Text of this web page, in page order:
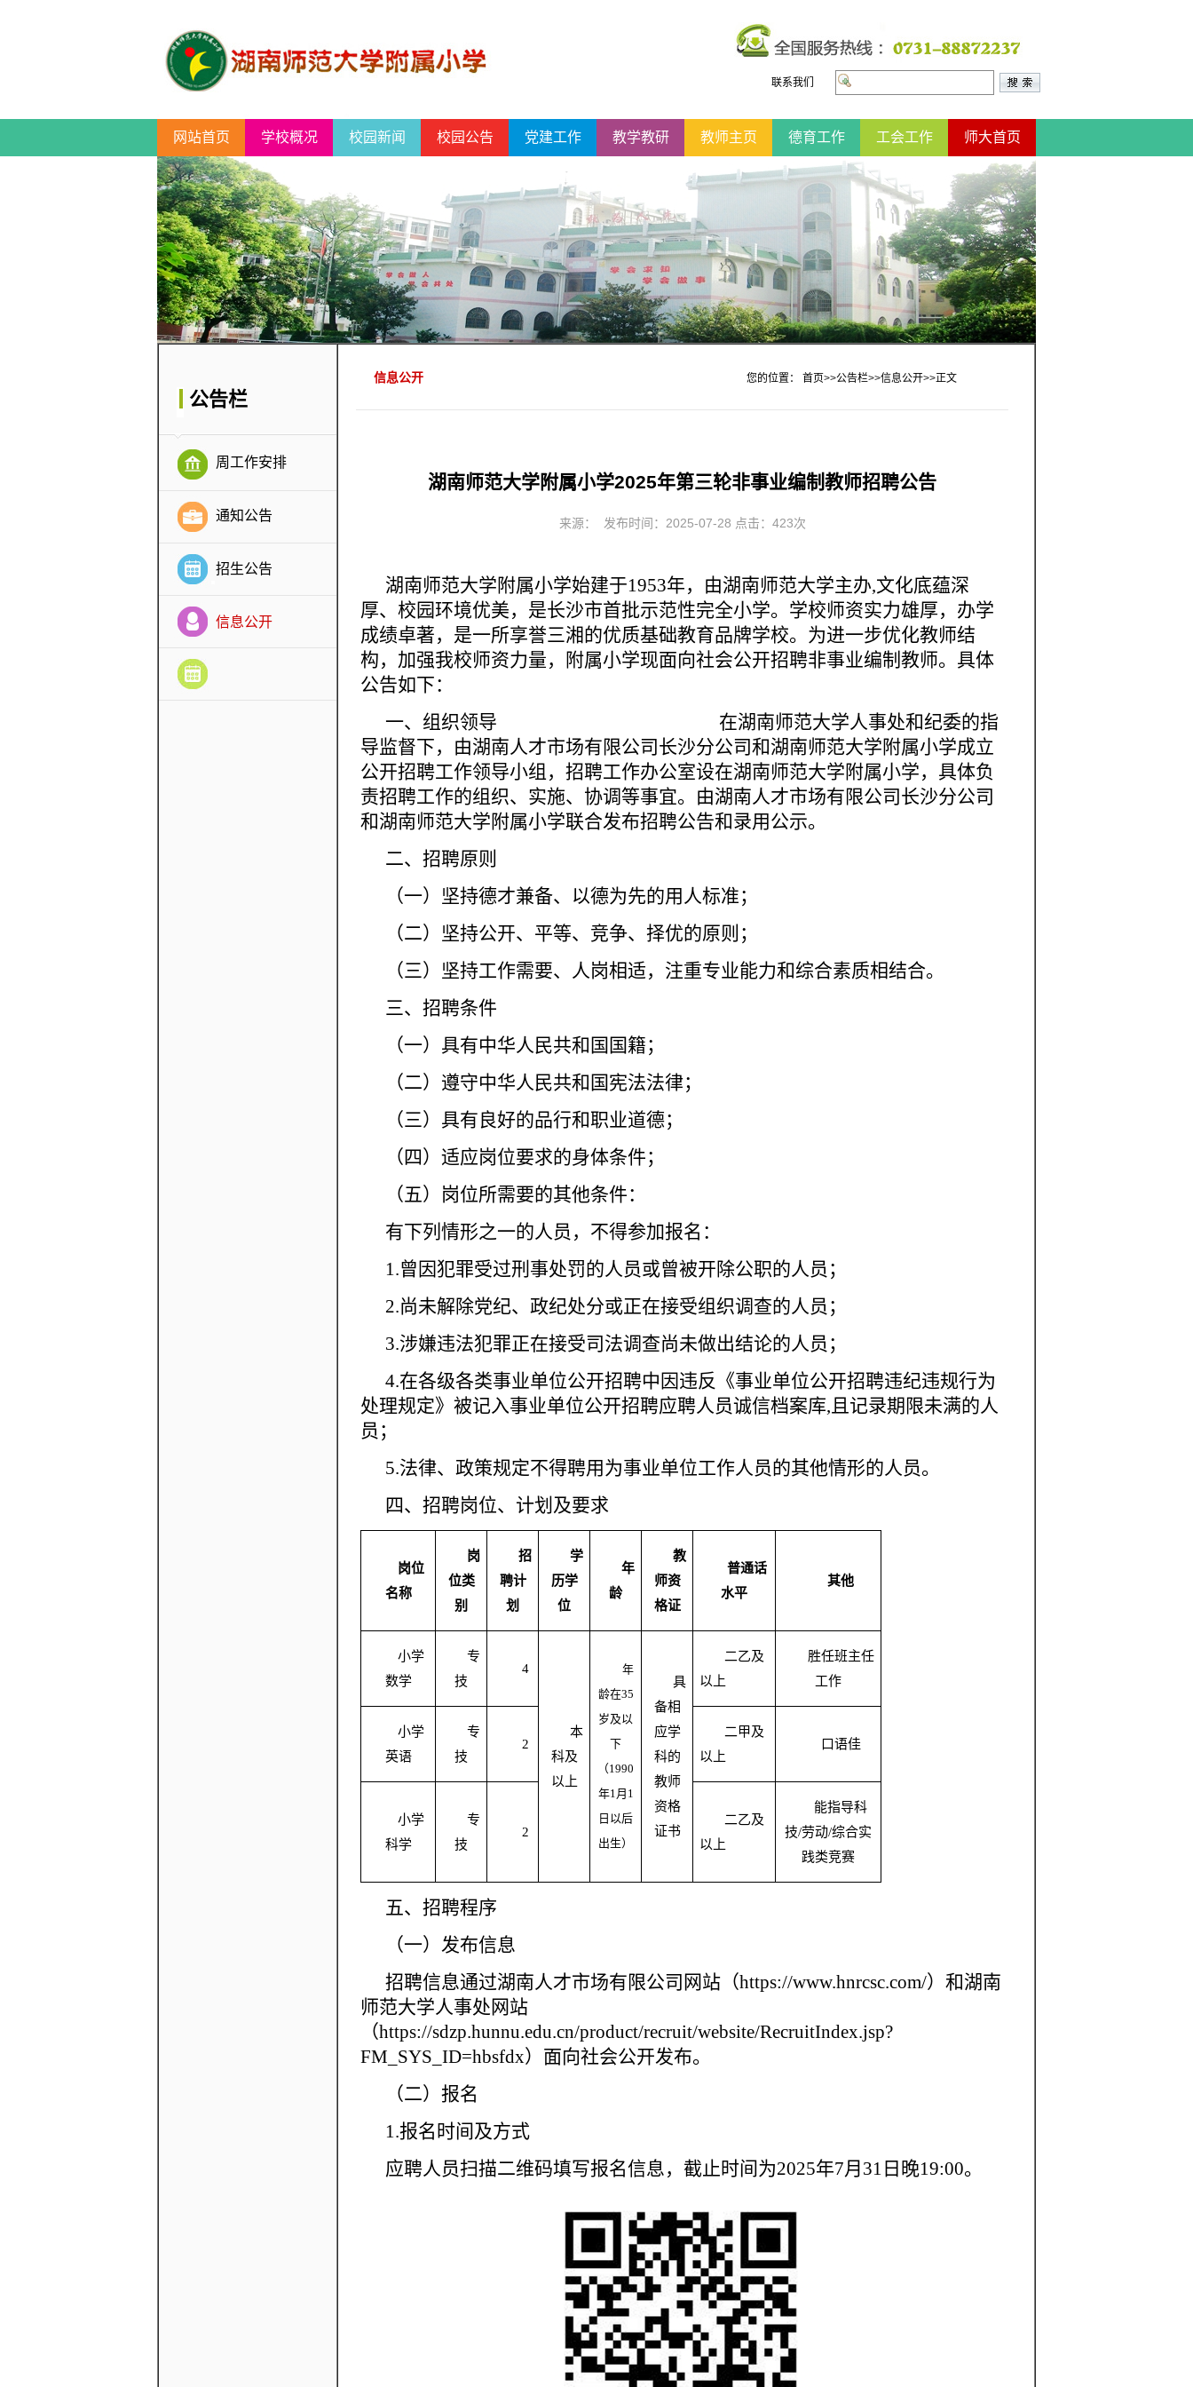
联系我们
网站首页 学校概况 校园新闻 校园公告 党建工作 教学教研 教师主页 德育工作 工会工作 师大首页
公告栏
周工作安排
通知公告
招生公告
信息公开
信息公开 您的位置： 首页>>公告栏>>信息公开>>正文
湖南师范大学附属小学2025年第三轮非事业编制教师招聘公告
来源： 发布时间：2025-07-28 点击： 423次
湖南师范大学附属小学始建于1953年，由湖南师范大学主办,文化底蕴深
厚、校园环境优美，是长沙市首批示范性完全小学。学校师资实力雄厚，办学
成绩卓著，是一所享誉三湘的优质基础教育品牌学校。为进一步优化教师结
构，加强我校师资力量，附属小学现面向社会公开招聘非事业编制教师。具体
公告如下：
一、组织领导
在湖南师范大学人事处和纪委的指
导监督下，由湖南人才市场有限公司长沙分公司和湖南师范大学附属小学成立
公开招聘工作领导小组 ，招聘工作办公室设在湖南师范大学附属小学，具体负
责招聘工作的组织、实施、协调等事宜。 由湖南人才市场有限公司长沙分公司
和湖南师范大学附属小学联合发布招聘公告和录用公示。
二、招聘原则
（一）坚持德才兼备、以德为先的用人标准；
（二）坚持公开、平等、竞争、择优的原则；
（三）坚持工作需要、人岗相适，注重专业能力和综合素质相结合。
三、招聘条件
（一）具有中华人民共和国国籍；
（二）遵守中华人民共和国宪法法律；
（三）具有良好的品行和职业道德；
（四）适应岗位要求的身体条件；
（五）岗位所需要的其他条件：
有下列情形之一的人员， 不得参加报名 ：
1.曾因犯罪受过刑事处罚的人员或曾被开除公职的人员 ；
2.尚未解除党纪、政纪处分或正在接受组织调查的人员 ；
3.涉嫌违法犯罪正在接受司法调查尚未做出结论的人员；
4.在各级各类事业单位公开招聘中因违反《事业单位公开招聘违纪违规行为
处理规定》被记入事业单位公开招聘应聘人员诚信档案库,且记录期限未满的人
员；
5.法律、政策规定不得聘用为事业单位工作人员的其他情形的人员。
四、招聘岗位、计划及要求
岗位
名称
岗
位类
别
招
聘计
划
学
历学
位
年
龄
教
师资
格证
普通话
水平
其他
小学
数学
专
技
4
本
科及
以上
年
龄在35
岁及以
下
（1990
年1月1
日以后
出生）
具
备相
应学
科的
教师
资格
证书
二乙及
以上
胜任班主任
工作
小学
英语
专
技
2
二甲及
以上
口语佳
小学
科学
专
技
2
二乙及
以上
能指导科
技/劳动/综合实
践类竞赛
五、招聘程序
（一）发布信息
招聘信息通过湖南人才市场有限公司网站（https://www.hnrcsc.com/）和湖南
师范大学人事处网站
（https://sdzp.hunnu.edu.cn/product/recruit/website/RecruitIndex.jsp?
FM_SYS_ID=hbsfdx）面向社会公开发布。
（二）报名
1.报名时间及方式
应聘人员扫描二维码填写报名信息，截止时间为2025年7月31日晚19:00。